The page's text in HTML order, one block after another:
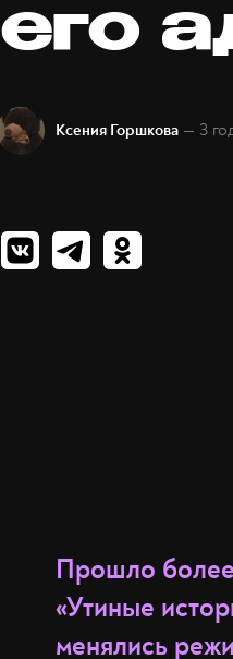
его
Ксения Горшкова — 3
Прошло более
«Утиные
менялись